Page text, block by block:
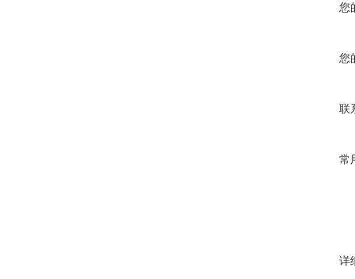
您
您
联
常
详